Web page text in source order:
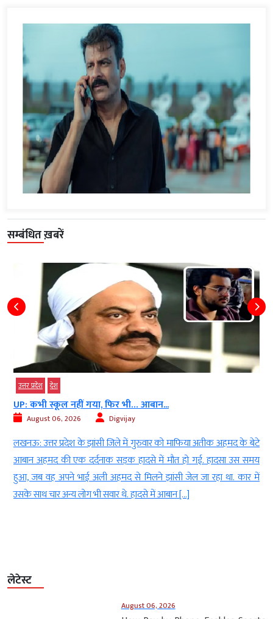
सम्बंधित ख़बरें
उत्तर प्रदेश देश
UP: कभी स्कूल नहीं गया, फिर भी… आबान...
August 06, 2026 Digvijay
लखनऊ: उत्तर प्रदेश के झांसी जिले में गुरुवार को माफिया अतीक अहमद के बेटे
आबान अहमद की एक दर्दनाक सड़क हादसे में मौत हो गई. हादसा उस समय
हुआ, जब वह अपने भाई अली अहमद से मिलने झांसी जेल जा रहा था. कार में
उसके साथ चार अन्य लोग भी सवार थे. हादसे में आबान […]
लेटेस्ट
August 06, 2026